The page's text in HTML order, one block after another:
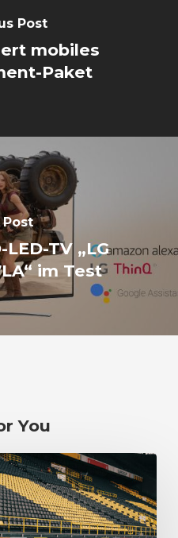
Post
mobiles
Paket
Post
TV „LG
im Test
You